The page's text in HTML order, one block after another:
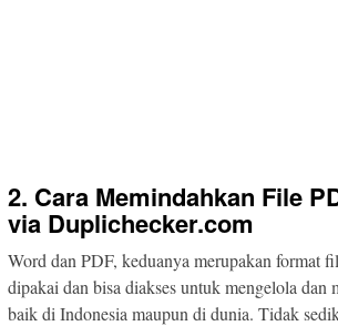
2. Cara Memindahkan File
via Duplichecker.com
Word dan PDF, keduanya merupakan format
dipakai dan bisa diakses untuk mengelola dan
baik di Indonesia maupun di dunia. Tidak